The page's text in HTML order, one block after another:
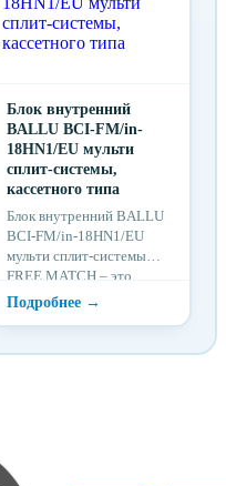
многоквартирных домах,
коттеджах, офисах,
гостиницах, ресторанах.
Блок внутренний
BALLU BCI-FM/in-
18HN1/EU мульти
сплит-системы,
кассетного типа
Блок внутренний BALLU
BCI-FM/in-18HN1/EU
мульти сплит-системы
FREE MATCH – это
климатическое
оборудование нового
незаменимо при решении